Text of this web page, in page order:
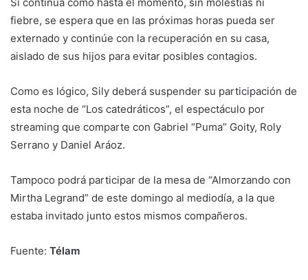
fiebre, se espera que en las próximas horas pueda ser
externado y continúe con la recuperación en su casa,
aislado de sus hijos para evitar posibles contagios.
Como es lógico, Sily deberá suspender su participación de
esta noche de “Los catedráticos”, el espectáculo por
streaming que comparte con Gabriel “Puma” Goity, Roly
Serrano y Daniel Aráoz.
Tampoco podrá participar de la mesa de “Almorzando con
Mirtha Legrand” de este domingo al mediodía, a la que
estaba invitado junto estos mismos compañeros.
Fuente: Télam